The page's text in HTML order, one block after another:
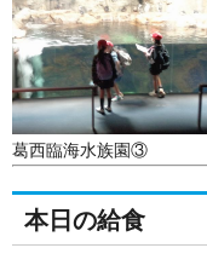
葛西臨海水族園③
本日の給食